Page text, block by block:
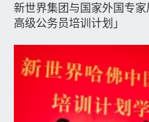
新世界集团与国家外国专
高级公务员培训计划」